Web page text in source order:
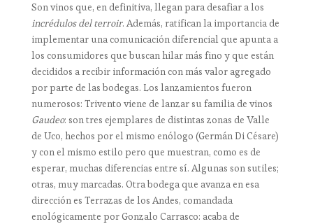
Son vinos que, en definitiva, llegan para desafiar a los
incrédulos del terroir. Además, ratifican la importancia de
implementar una comunicación diferencial que apunta a
los consumidores que buscan hilar más fino y que están
decididos a recibir información con más valor agregado
por parte de las bodegas. Los lanzamientos fueron
numerosos: Trivento viene de lanzar su familia de vinos
Gaudeo: son tres ejemplares de distintas zonas de Valle
de Uco, hechos por el mismo enólogo (Germán Di Césare)
y con el mismo estilo pero que muestran, como es de
esperar, muchas diferencias entre sí. Algunas son sutiles;
otras, muy marcadas. Otra bodega que avanza en esa
dirección es Terrazas de los Andes, comandada
enológicamente por Gonzalo Carrasco: acaba de